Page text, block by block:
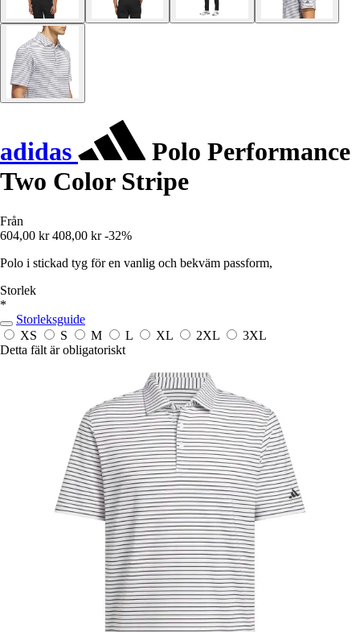
adidas
Polo Performance
Two Color Stripe
Från
604,00 kr 408,00 kr -32%
Polo i stickad tyg för en vanlig och bekväm passform,
Storlek
*
Storleksguide
XS
S M L XL 2XL
3XL
Detta fält är obligatoriskt